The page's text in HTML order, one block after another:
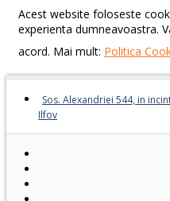
Acest website foloseste
experienta dumneavoastra.
acord. Mai mult: Politica
Sos. Alexandriei 544, in
Ilfov